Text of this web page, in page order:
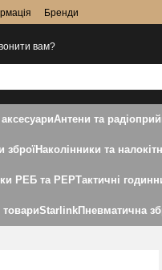
Бренди
вам?
Антени та
зброїНаколінники та
РЕБ та РЕРТактичні
товариStarlinkПневматична